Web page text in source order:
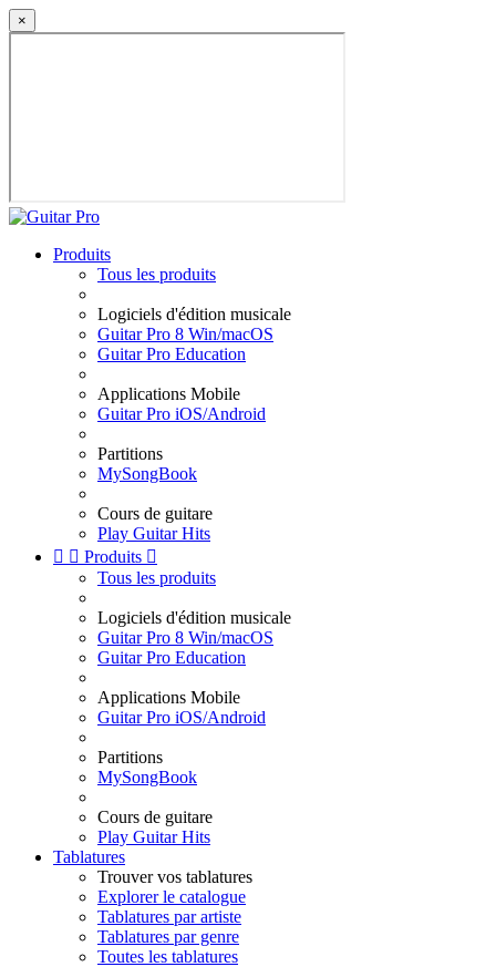
×
Produits
Tous les produits
Logiciels d'édition musicale
Guitar Pro 8 Win/macOS
Guitar Pro Education
Applications Mobile
Guitar Pro iOS/Android
Partitions
MySongBook
Cours de guitare
Play Guitar Hits
  Produits 
Tous les produits
Logiciels d'édition musicale
Guitar Pro 8 Win/macOS
Guitar Pro Education
Applications Mobile
Guitar Pro iOS/Android
Partitions
MySongBook
Cours de guitare
Play Guitar Hits
Tablatures
Trouver vos tablatures
Explorer le catalogue
Tablatures par artiste
Tablatures par genre
Toutes les tablatures